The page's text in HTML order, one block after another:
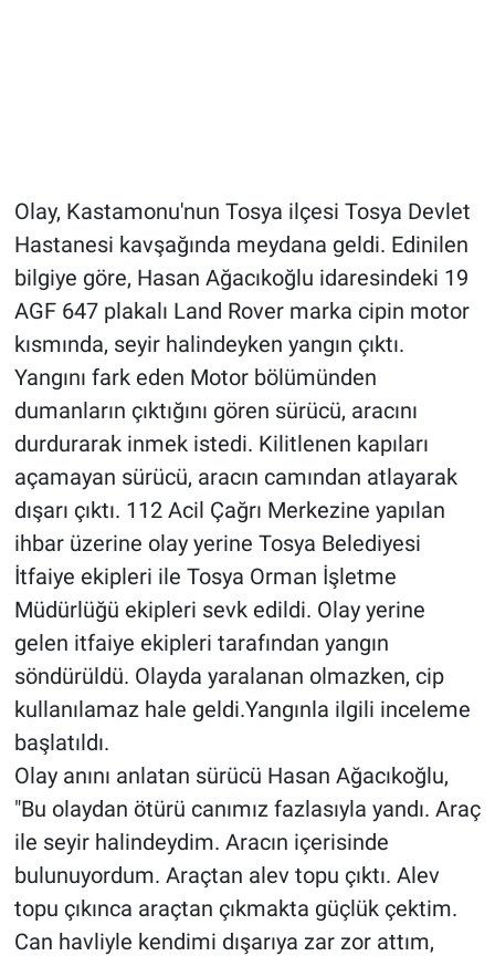
Olay, Kastamonu'nun Tosya ilçesi Tosya Devlet
Hastanesi kavşağında meydana geldi. Edinilen
bilgiye göre, Hasan Ağacıkoğlu idaresindeki 19
AGF 647 plakalı Land Rover marka cipin motor
kısmında, seyir halindeyken yangın çıktı.
Yangını fark eden Motor bölümünden
dumanların çıktığını gören sürücü, aracını
durdurarak inmek istedi. Kilitlenen kapıları
açamayan sürücü, aracın camından atlayarak
dışarı çıktı. 112 Acil Çağrı Merkezine yapılan
ihbar üzerine olay yerine Tosya Belediyesi
İtfaiye ekipleri ile Tosya Orman İşletme
Müdürlüğü ekipleri sevk edildi. Olay yerine
gelen itfaiye ekipleri tarafından yangın
söndürüldü. Olayda yaralanan olmazken, cip
kullanılamaz hale geldi.Yangınla ilgili inceleme
başlatıldı.
Olay anını anlatan sürücü Hasan Ağacıkoğlu,
"Bu olaydan ötürü canımız fazlasıyla yandı. Araç
ile seyir halindeydim. Aracın içerisinde
bulunuyordum. Araçtan alev topu çıktı. Alev
topu çıkınca araçtan çıkmakta güçlük çektim.
Can havliyle kendimi dışarıya zar zor attım,